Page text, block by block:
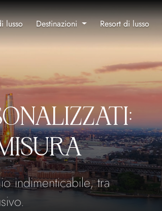
lusso Destinazioni Resort di lusso
indimenticabile, tra